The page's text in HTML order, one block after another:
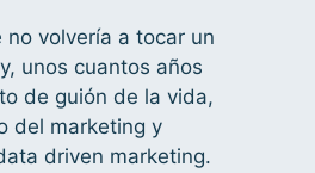
no volvería a tocar un
unos cuantos años
de guión de la vida,
del marketing y
driven marketing.